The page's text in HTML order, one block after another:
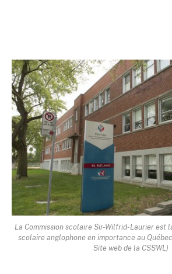
La Commission scolaire Sir-Wilfrid-Laurier est
scolaire anglophone en importance au
Site web de la CSSWL)